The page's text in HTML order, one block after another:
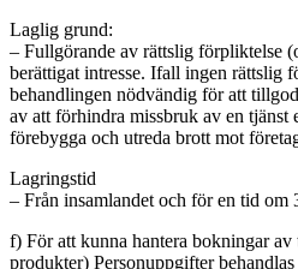
Laglig grund:
– Fullgörande av rättslig förpliktelse
berättigat intresse. Ifall ingen rättslig
behandlingen nödvändig för att
av att förhindra missbruk av en tjänst
förebygga och utreda brott mot
Lagringstid
– Från insamlandet och för en tid om
f) För att kunna hantera bokningar av
produkter) Personuppgifter